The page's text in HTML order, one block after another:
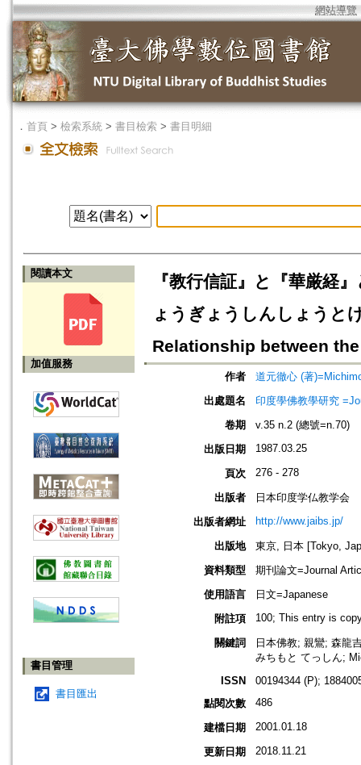
網站導覽
． 首頁 > 檢索系統 > 書目檢索 > 書目明細
閱讀本文
加值服務
書目管理
書目匯出
『教行信証』と『華厳経
ょうぎょうしんしょうと
Relationship between
作者
道元徹心 (著
出處題名
印度學佛教學研究
卷期
v.35 n.2 (總號=n.70)
出版日期
1987.03.25
頁次 276 - 278
出版者
日本印度学仏教学会
出版者網址
http://www.jaibs.jp/
出版地
東京, 日本 [Tokyo,
資料類型
期刊論文=Journal
使用語言
日文=Japanese
附註項
100; This entry is
關鍵詞
日本佛教; 親鸞; 森龍
みちもと てっしん;
ISSN
00194344 (P);
點閱次數
486
建檔日期 2001.01.18
更新日期 2018.11.21